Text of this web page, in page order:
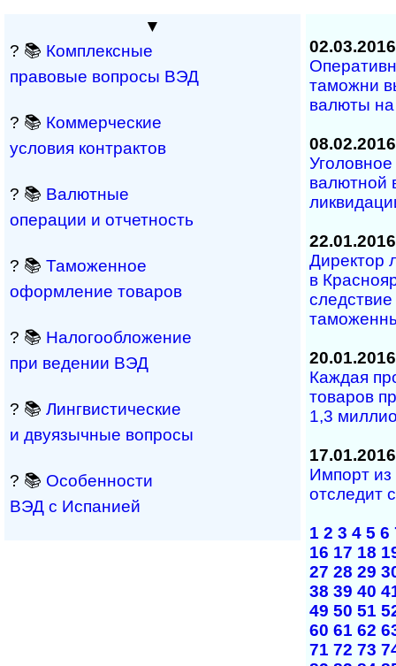
▼
? 📚 Комплексные
правовые вопросы ВЭД
? 📚 Коммерческие
условия контрактов
? 📚 Валютные
операции и отчетность
? 📚 Таможенное
оформление товаров
? 📚 Налогообложение
при ведении ВЭД
? 📚 Лингвистические
и двуязычные вопросы
? 📚 Особенности
ВЭД с Испанией
02.03.2016
таможни
валюты
08.02.2016
валютной
22.01.2016
Директор
в
20.01.2016
Каждая
товаров
1,3
17.01.2016
Импорт из
отследит
1 2 3 4 5 6
16 17 18
27 28 29
38 39 40
49 50 51
60 61 62
71 72 73